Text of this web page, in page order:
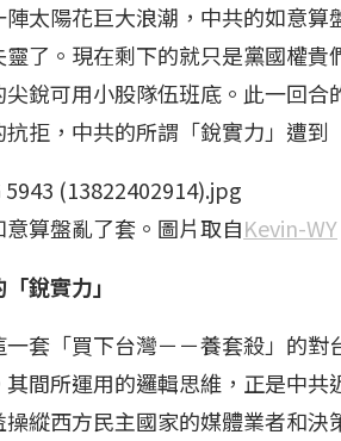
太陽花巨大浪潮，中共的如意
了。現在剩下的就只是黨國權
銳可用小股隊伍班底。此一回
拒，中共的所謂「銳實力」遭到
算盤亂了套。圖片取自​Kevin-WY​
銳實力」
套「買下台灣－－養套殺」的
間所運用的邏輯思維，正是中
縱西方民主國家的媒體業者和決